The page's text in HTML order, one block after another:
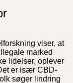
viser, at
marked
lidelser, oplever
er især CBD-
søger lindring